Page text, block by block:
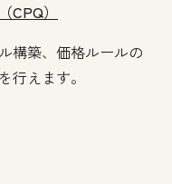
）
構築、価格ルールの
行えます。